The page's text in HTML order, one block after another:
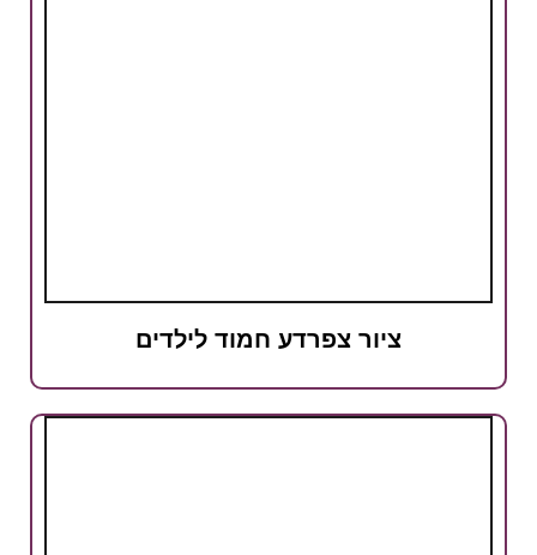
ציור צפרדע חמוד לילדים